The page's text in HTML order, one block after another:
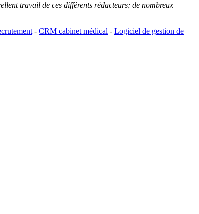
travail de ces différents rédacteurs; de nombreux
- CRM cabinet médical - Logiciel de gestion de